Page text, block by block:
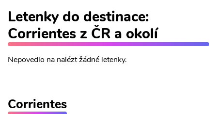
Letenky do destinace:
Corrientes z ČR a okolí
Nepovedlo na nalézt žádné letenky.
Corrientes